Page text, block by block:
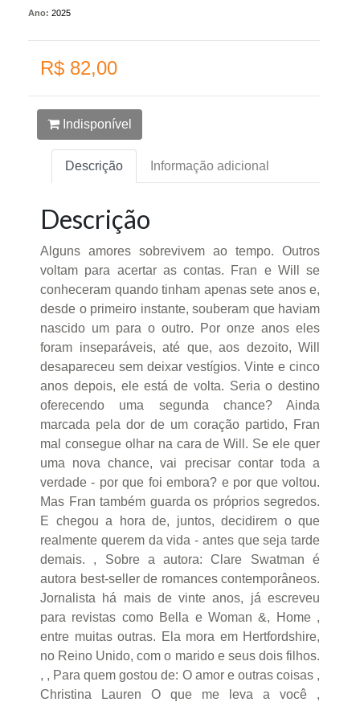
Ano: 2025
R$ 82,00
Indisponível
Descrição Informação adicional
Descrição
Alguns amores sobrevivem ao tempo. Outros
voltam para acertar as contas. Fran e Will se
conheceram quando tinham apenas sete anos e,
desde o primeiro instante, souberam que haviam
nascido um para o outro. Por onze anos eles
foram inseparáveis, até que, aos dezoito, Will
desapareceu sem deixar vestígios. Vinte e cinco
anos depois, ele está de volta. Seria o destino
oferecendo uma segunda chance? Ainda
marcada pela dor de um coração partido, Fran
mal consegue olhar na cara de Will. Se ele quer
uma nova chance, vai precisar contar toda a
verdade - por que foi embora? e por que voltou.
Mas Fran também guarda os próprios segredos.
E chegou a hora de, juntos, decidirem o que
realmente querem da vida - antes que seja tarde
demais. , Sobre a autora: Clare Swatman é
autora best-seller de romances contemporâneos.
Jornalista há mais de vinte anos, já escreveu
para revistas como Bella e Woman &, Home ,
entre muitas outras. Ela mora em Hertfordshire,
no Reino Unido, com o marido e seus dois filhos.
, , Para quem gostou de: O amor e outras coisas ,
Christina Lauren O que me leva a você ,